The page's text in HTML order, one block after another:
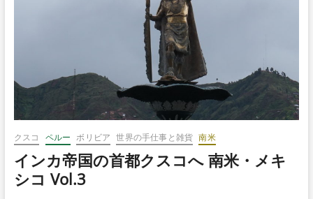
チ
へ
南
米・
メ
キ
シ
コ
クスコ ペルー ボリビア 世界の手仕事と雑貨 南米
インカ帝国の首都クスコへ 南米・メキ
シコ Vol.3